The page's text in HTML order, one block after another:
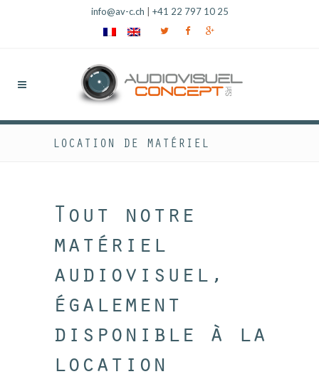
info@av-c.ch +41 22 797 10 25
LOCATION DE MATÉRIEL
Tout notre
matériel
audiovisuel,
également
disponible à la
location